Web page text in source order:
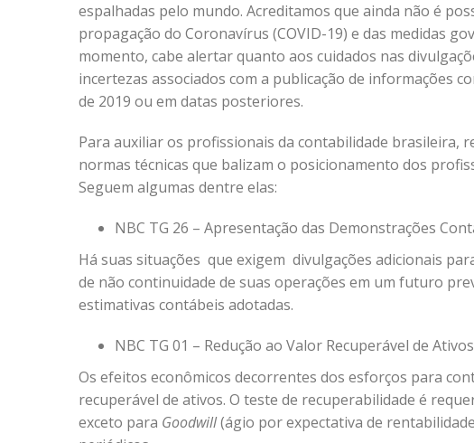
espalhadas pelo mundo. Acreditamos que ainda não é
propagação do Coronavírus (COVID-19) e das medidas
momento, cabe alertar quanto aos cuidados nas
incertezas associados com a publicação de informações
de 2019 ou em datas posteriores.
Para auxiliar os profissionais da contabilidade brasileira,
normas técnicas que balizam o posicionamento dos
Seguem algumas dentre elas:
NBC TG 26 – Apresentação das Demonstrações
Há suas situações que exigem divulgações adicionais
de não continuidade de suas operações em um futuro
estimativas contábeis adotadas.
NBC TG 01 – Redução ao Valor Recuperável de
Os efeitos econômicos decorrentes dos esforços para
recuperável de ativos. O teste de recuperabilidade é
exceto para Goodwill(ágio por expectativa de